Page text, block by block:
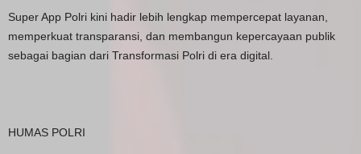
Super App Polri kini hadir lebih lengkap mempercepat layanan,
memperkuat transparansi, dan membangun kepercayaan publik
sebagai bagian dari Transformasi Polri di era digital.
HUMAS POLRI